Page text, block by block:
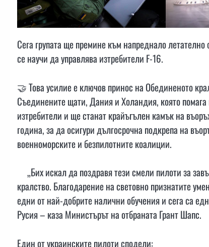
Сега групата ще премине към напреднало
се научи да управлява изтребители F-16.
🤝 Това усилие е ключов принос на Обединеното
Съединените щати, Дания и Холандия, която
изтребители и ще станат крайъгълен камък на
година, за да осигури дългосрочна подкрепа на
военноморските и безпилотните коалиции.
„Бих искал да поздравя тези смели пилоти за
кралство. Благодарение на световно признатите
едни от най-добрите налични обучения и сега са
Русия – каза Министърът на отбраната Грант Шапс.
Един от украинските пилоти сподели: